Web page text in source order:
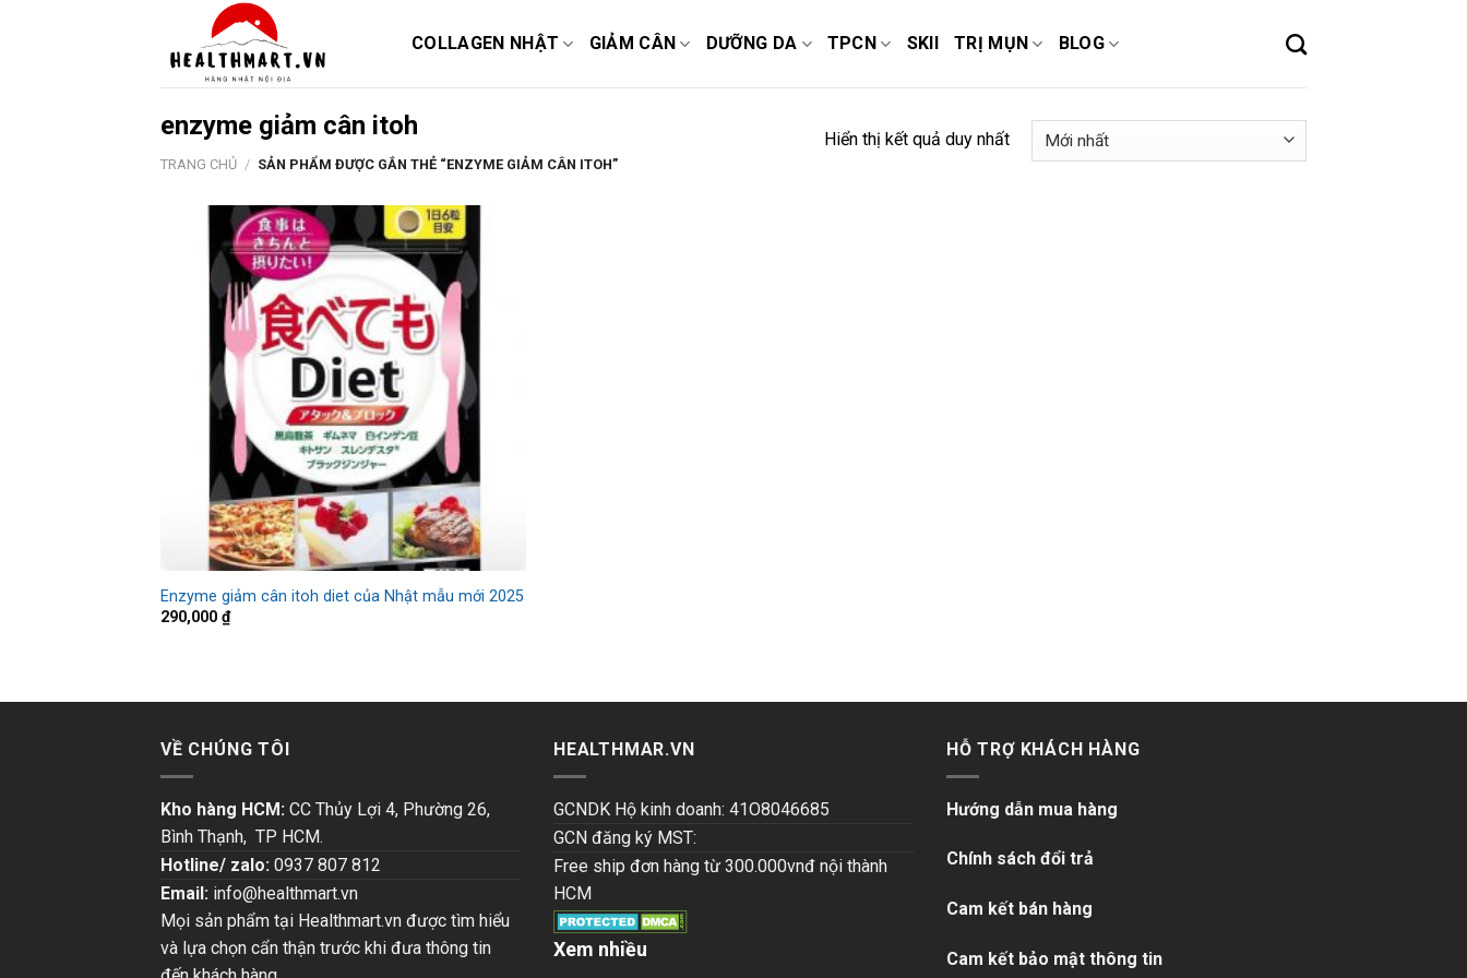
COLLAGEN NHẬT GIẢM CÂN DƯỠNG DA TPCN SKII TRỊ MỤN BLOG
enzyme giảm cân itoh
TRANG CHỦ / SẢN PHẨM ĐƯỢC GẮN THẺ “ENZYME GIẢM CÂN ITOH”
Hiển thị kết quả duy nhất
Enzyme giảm cân itoh diet của Nhật mẫu mới 2025
290,000 ₫
VỀ CHÚNG TÔI
Kho hàng HCM: CC Thủy Lợi 4, Phường 26,
Bình Thạnh, TP HCM.
Hotline/ zalo: 0937 807 812
Email: info@healthmart.vn
Mọi sản phẩm tại Healthmart.vn được tìm hiểu
và lựa chọn cẩn thận trước khi đưa thông tin
HEALTHMAR.VN
GCNDK Hộ kinh doanh: 41O8046685
GCN đăng ký MST:
Free ship đơn hàng từ 300.000vnđ nội thành
HCM
Xem nhiều
HỖ TRỢ KHÁCH HÀNG
Hướng dẫn mua hàng
Chính sách đổi trả
Cam kết bán hàng
Cam kết bảo mật thông tin